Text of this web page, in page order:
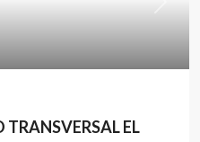
Next
EL